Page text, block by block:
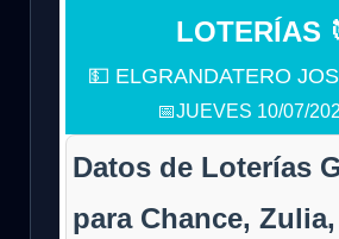
LOTERÍAS
💵 ELGRANDATERO
📅JUEVES 10/07/
Datos de Loterías
para Chance,